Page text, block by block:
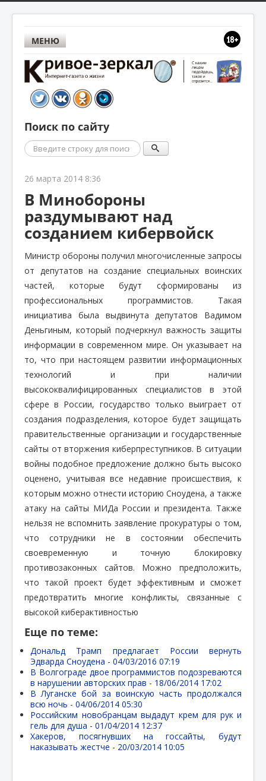
МЕНЮ
Поиск по сайту
Поиск
26 марта 2014 8:36
В Минобороны
раздумывают над
созданием кибервойск
Министр обороны получил многочисленные запросы
от депутатов на создание специальных воинских
частей, которые будут сформированы из
профессиональных программистов. Такая
инициатива была выдвинута депутатов Вадимом
Деньгиным, который подчеркнул важность защиты
информации в современном мире. Он указывает на
то, что при настоящем развитии информационных
технологий и при наличии
высококвалифицированных специалистов в этой
сфере в России, государство только выиграет от
создания подразделения, которое будет защищать
правительственные организации и государственные
сайты от вторжения киберпреступников. В ситуации
войны подобное предложение должно быть высоко
оценено, учитывая все недавние происшествия, к
которым можно отнести историю Сноудена, а также
атаку на сайты МИДа России и президента. Также
нельзя не вспомнить заявление прокуратуры о том,
что сотрудники не в состоянии обеспечить
своевременную и точную блокировку
противозаконных сайтов. Можно предположить,
что такой проект будет эффективным и сможет
предотвратить многие конфликты, связанные с
высокой киберактивностью
Еще по теме:
Дональд Трамп предлагает России вернуть
Эдварда Сноудена - 04/03/2016 07:19
В Волгограде двое программистов подозреваются
в нарушении авторских прав - 18/06/2014 17:02
В Луганске бой за воинскую часть продолжался
всю ночь - 04/06/2014 05:30
Российским новобранцам выдадут крем для рук и
гель для душа - 01/04/2014 12:37
Хакеров, посягнувших на госсайты, будут
наказывать жестче - 20/03/2014 10:05